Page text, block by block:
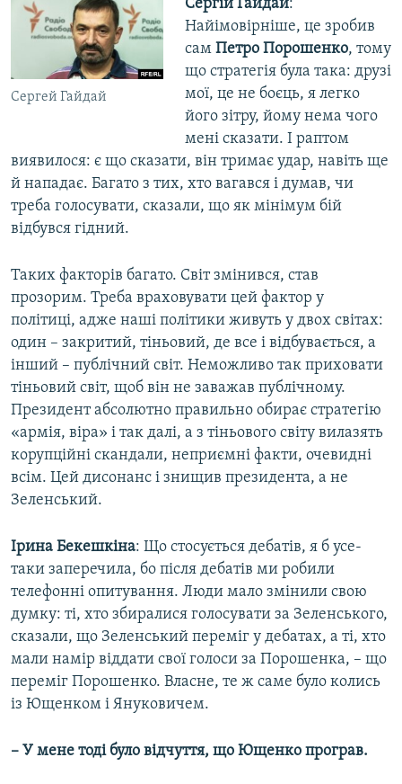
Сергей Гайдай
Сергій Гайдай:
Найімовірніше, це зробив
сам Петро Порошенко, тому
що стратегія була така: друзі
мої, це не боєць, я легко
його зітру, йому нема чого
мені сказати. І раптом
виявилося: є що сказати, він тримає удар, навіть ще
й нападає. Багато з тих, хто вагався і думав, чи
треба голосувати, сказали, що як мінімум бій
відбувся гідний.
Таких факторів багато. Світ змінився, став
прозорим. Треба враховувати цей фактор у
політиці, адже наші політики живуть у двох світах:
один – закритий, тіньовий, де все і відбувається, а
інший – публічний світ. Неможливо так приховати
тіньовий світ, щоб він не заважав публічному.
Президент абсолютно правильно обирає стратегію
«армія, віра» і так далі, а з тіньового світу вилазять
корупційні скандали, неприємні факти, очевидні
всім. Цей дисонанс і знищив президента, а не
Зеленський.
Ірина Бекешкіна: Що стосується дебатів, я б усе-
таки заперечила, бо після дебатів ми робили
телефонні опитування. Люди мало змінили свою
думку: ті, хто збиралися голосувати за Зеленського,
сказали, що Зеленський переміг у дебатах, а ті, хто
мали намір віддати свої голоси за Порошенка, – що
переміг Порошенко. Власне, те ж саме було колись
із Ющенком і Януковичем.
– У мене тоді було відчуття, що Ющенко програв.